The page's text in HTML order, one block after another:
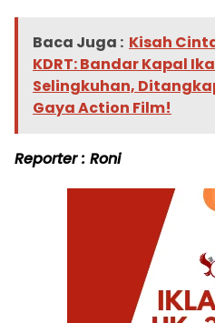
Baca Juga : Kisah
KDRT: Bandar Kapal
Selingkuhan,
Gaya Action Film!
Reporter : Roni